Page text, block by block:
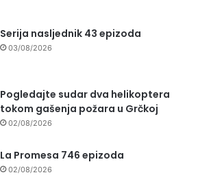
Serija nasljednik 43 epizoda
03/08/2026
Pogledajte sudar dva helikoptera
tokom gašenja požara u Grčkoj
02/08/2026
La Promesa 746 epizoda
02/08/2026